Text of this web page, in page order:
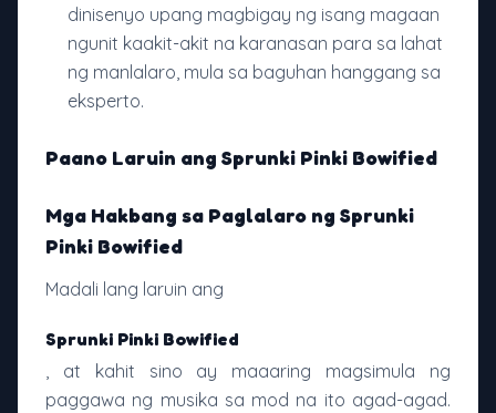
dinisenyo upang magbigay ng isang magaan
ngunit kaakit-akit na karanasan para sa lahat
ng manlalaro, mula sa baguhan hanggang sa
eksperto.
Paano Laruin ang Sprunki Pinki Bowified
Mga Hakbang sa Paglalaro ng Sprunki
Pinki Bowified
Madali lang laruin ang
Sprunki Pinki Bowified
, at kahit sino ay maaaring magsimula ng
paggawa ng musika sa mod na ito agad-agad.